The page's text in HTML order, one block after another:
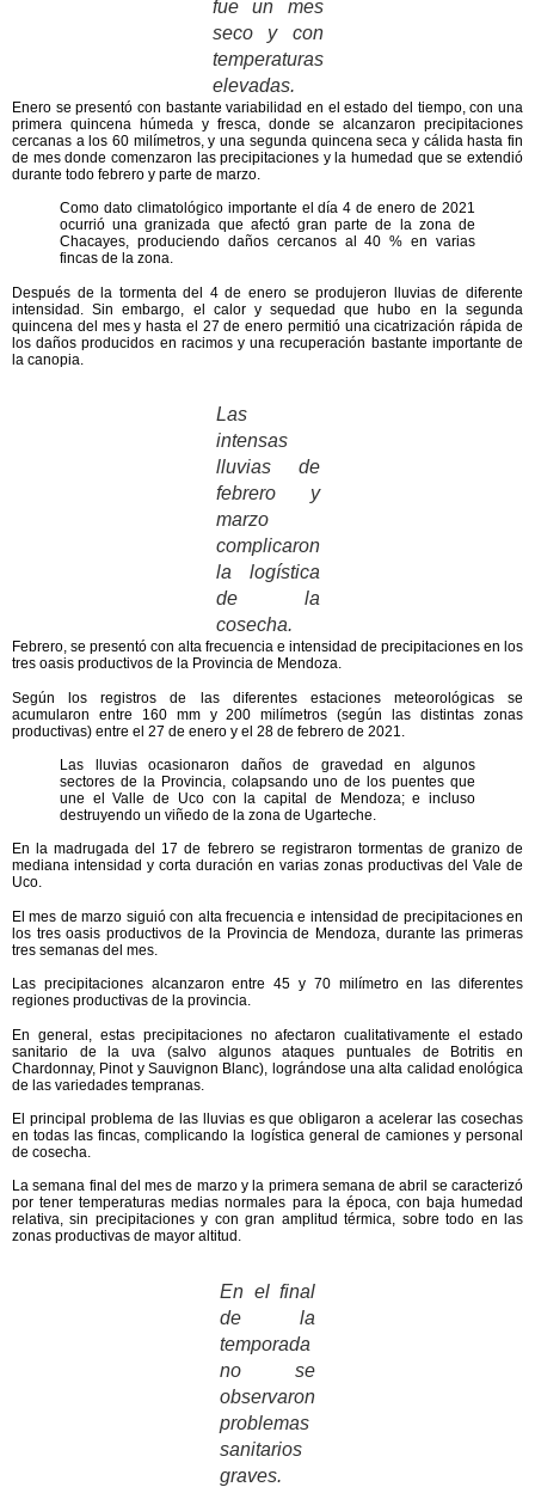
fue un mes
seco y con
temperaturas
elevadas.
Enero se presentó con bastante variabilidad en el estado del tiempo, con una
primera quincena húmeda y fresca, donde se alcanzaron precipitaciones
cercanas a los 60 milímetros, y una segunda quincena seca y cálidahasta fin
de mes donde comenzaron las precipitaciones y la humedad que se extendió
durante todo febrero y parte de marzo.
Como dato climatológico importante el día 4 de enero de 2021
ocurrió una granizada que afectó gran parte de la zona de
Chacayes, produciendo daños cercanos al 40 % en varias
fincas de la zona.
Después de la tormenta del 4 de enero se produjeron lluvias de diferente
intensidad. Sin embargo, el calor y sequedadque hubo en la segunda
quincena del mes y hasta el 27 de enero permitió una cicatrización rápida de
los daños producidos en racimos y una recuperación bastante importante de
la canopia
Las
intensas
lluvias de
febrero y
marzo
complicaron
la logística
de la
cosecha.
Febrero, se presentó con alta frecuencia e intensidad de precipitaciones en los
tres oasis productivos de la Provincia de Mendoza.
Según los registros de las diferentes estaciones meteorológicasse
acumularon entre 160 mm y 200 milímetros (según las distintas zonas
productivas) entre el 27 de enero y el 28 de febrero de 2021.
Las lluvias ocasionaron daños de gravedad en algunos
sectores de la Provincia, colapsando uno de los puentes que
une el Valle de Uco con la capital de Mendoza; e incluso
destruyendo un viñedo de la zona de Ugarteche.
En la madrugada del 17 de febrero se registraron tormentas de granizo de
mediana intensidad y corta duración en varias zonas productivas del Vale de
Uco.
El mes demarzo siguió con alta frecuencia e intensidad de precipitacionesen
los tres oasis productivos de la Provincia de Mendoza, durante las primeras
tres semanas del mes.
Las precipitaciones alcanzaronentre 45 y 70 milímetroen las diferentes
regiones productivas de la provincia.
En general, estas precipitaciones no afectaron cualitativamente el estado
sanitario de la uva (salvo algunos ataques puntuales de Botritis en
Chardonnay, Pinot y Sauvignon Blanc), lográndose una alta calidad enológica
de las variedades tempranas.
El principal problema de las lluvias es que obligaron a acelerar las cosechas
en todas las fincas, complicando la logística general de camiones y personal
de cosecha.
La semana final del mes de marzo y la primera semana de abril se caracterizó
por tenertemperaturas medias normales para la época, con baja humedad
relativa,sin precipitaciones y con gran amplitud térmica, sobre todo en las
zonas productivas de mayor altitud.
En el final
de la
temporada
no se
observaron
problemas
sanitarios
graves.